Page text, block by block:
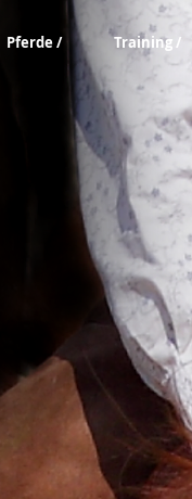
Pferde / Training /